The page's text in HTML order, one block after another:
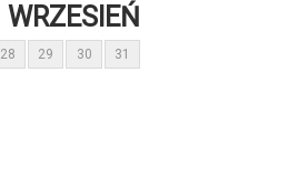
WRZESIEŃ
28 29 30 31